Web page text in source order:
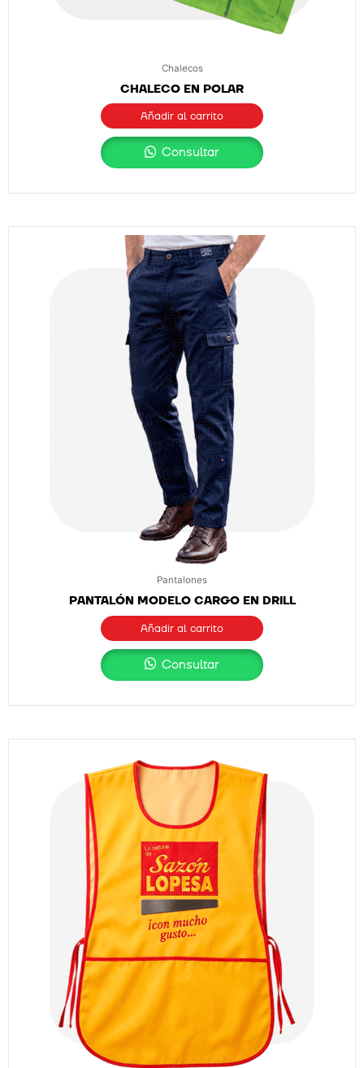
Chalecos
CHALECO EN POLAR
Añadir al carrito
Consultar
Pantalones
PANTALÓN MODELO CARGO EN DRILL
Añadir al carrito
Consultar